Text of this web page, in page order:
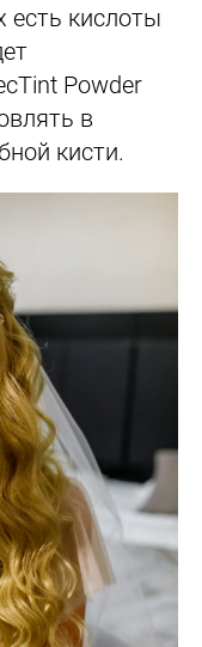
есть кислоты
Powder
в
кисти.